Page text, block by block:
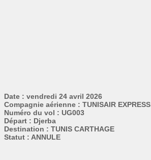
Date : vendredi 24 avril 2026
Compagnie aérienne : TUNISAIR EXPRESS
Numéro du vol : UG003
Départ : Djerba
Destination : TUNIS CARTHAGE
Statut : ANNULE